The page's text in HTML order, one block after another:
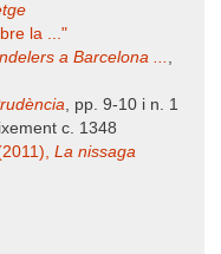
la ..."
a Barcelona ... ,
, pp. 9-10 i n. 1
c. 1348
La nissaga